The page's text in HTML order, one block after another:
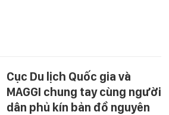
Cục Du lịch Quốc gia và
MAGGI chung tay cùng người
dân phủ kín bản đồ nguyên